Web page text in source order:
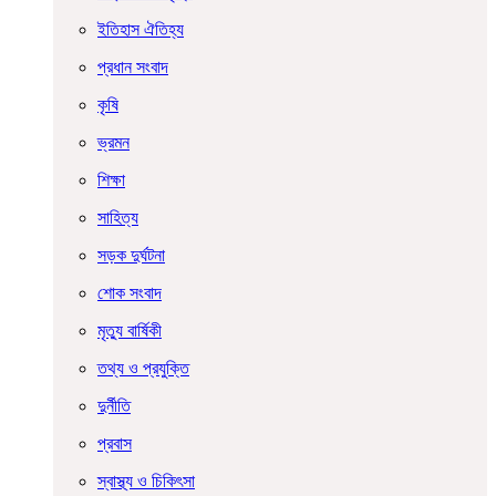
ইতিহাস ঐতিহ্য
প্রধান সংবাদ
কৃষি
ভ্রমন
শিক্ষা
সাহিত্য
সড়ক দুর্ঘটনা
শোক সংবাদ
মৃত্যু বার্ষিকী
তথ্য ও প্রযুক্তি
দুর্নীতি
প্রবাস
স্বাস্থ্য ও চিকিৎসা